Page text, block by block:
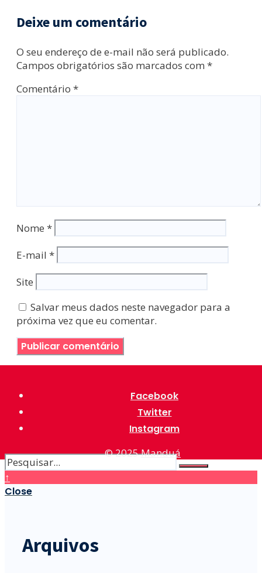
Deixe um comentário
O seu endereço de e-mail não será publicado.
Campos obrigatórios são marcados com *
Comentário *
Nome *
E-mail *
Site
Salvar meus dados neste navegador para a
próxima vez que eu comentar.
Facebook
Twitter
Instagram
© 2025Manduá
↑
Close
Arquivos